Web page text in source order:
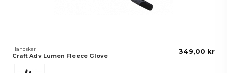
Handskar
Craft Adv Lumen Fleece Glove
349,00 kr